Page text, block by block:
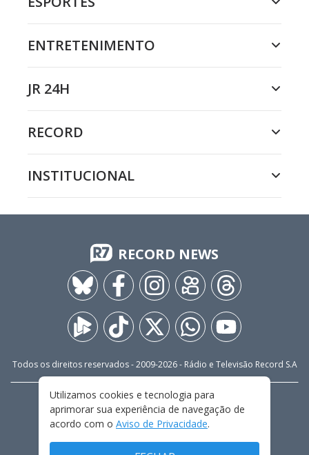
ENTRETENIMENTO
JR 24H
RECORD
INSTITUCIONAL
RECORD NEWS
Todos os direitos reservados - 2009-2026- Rádio e Televisão Record S.A
FALE CONOSCO
PRIVACIDADE
TERMOS E CONDIÇÕES DE USO
Utilizamos cookies e tecnologia para
aprimorar sua experiência de navegação de
acordo com o Aviso de Privacidade.